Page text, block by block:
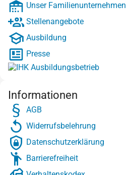
Unser Familienunternehmen
Stellenangebote
Ausbildung
Presse
Informationen
AGB
Widerrufsbelehrung
Datenschutzerklärung
Barrierefreiheit